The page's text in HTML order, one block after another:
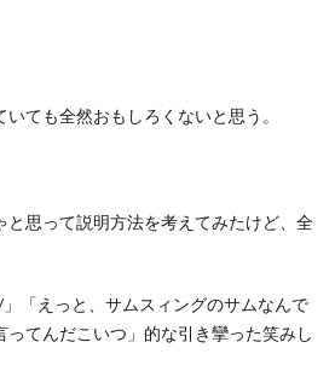
ても全然おもしろくないと思う。
と思って説明方法を考えてみたけど、全
「えっと、サムスィングのサムなんで
てんだこいつ」的な引き攣った笑みし